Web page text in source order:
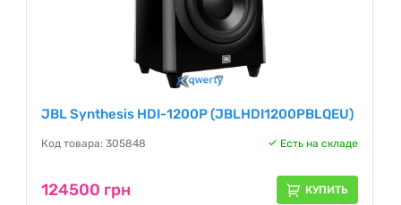
JBL Synthesis HDI-1200P (JBLHDI1200PBLQEU)
Код товара: 305848 Есть на складе
124500 грн КУПИТЬ